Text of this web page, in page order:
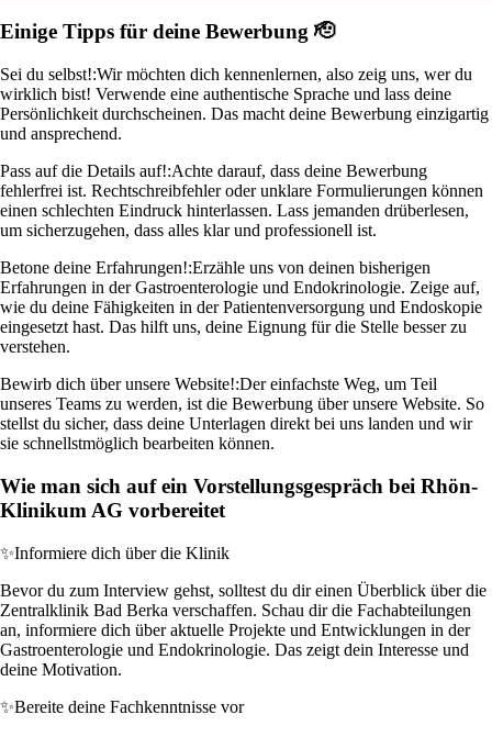
Einige Tipps für deine Bewerbung 🫡
Sei du selbst!:Wir möchten dich kennenlernen, also zeig uns, wer du
wirklich bist! Verwende eine authentische Sprache und lass deine
Persönlichkeit durchscheinen. Das macht deine Bewerbung einzigartig
und ansprechend.
Pass auf die Details auf!:Achte darauf, dass deine Bewerbung
fehlerfrei ist. Rechtschreibfehler oder unklare Formulierungen können
einen schlechten Eindruck hinterlassen. Lass jemanden drüberlesen,
um sicherzugehen, dass alles klar und professionell ist.
Betone deine Erfahrungen!:Erzähle uns von deinen bisherigen
Erfahrungen in der Gastroenterologie und Endokrinologie. Zeige auf,
wie du deine Fähigkeiten in der Patientenversorgung und Endoskopie
eingesetzt hast. Das hilft uns, deine Eignung für die Stelle besser zu
verstehen.
Bewirb dich über unsere Website!:Der einfachste Weg, um Teil
unseres Teams zu werden, ist die Bewerbung über unsere Website. So
stellst du sicher, dass deine Unterlagen direkt bei uns landen und wir
sie schnellstmöglich bearbeiten können.
Wie man sich auf ein Vorstellungsgespräch bei Rhön-
Klinikum AG vorbereitet
✨Informiere dich über die Klinik
Bevor du zum Interview gehst, solltest du dir einen Überblick über die
Zentralklinik Bad Berka verschaffen. Schau dir die Fachabteilungen
an, informiere dich über aktuelle Projekte und Entwicklungen in der
Gastroenterologie und Endokrinologie. Das zeigt dein Interesse und
deine Motivation.
✨Bereite deine Fachkenntnisse vor